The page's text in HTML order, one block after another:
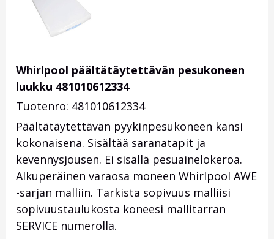
Whirlpool päältätäytettävän pesukoneen
luukku 481010612334
Tuotenro: 481010612334
Päältätäytettävän pyykinpesukoneen kansi
kokonaisena. Sisältää saranatapit ja
kevennysjousen. Ei sisällä pesuainelokeroa.
Alkuperäinen varaosa moneen Whirlpool AWE
-sarjan malliin. Tarkista sopivuus malliisi
sopivuustaulukosta koneesi mallitarran
SERVICE numerolla.